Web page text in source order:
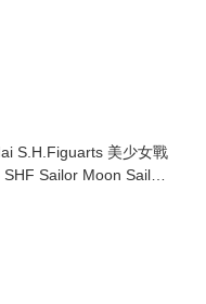
S.H.Figuarts 美少女戰
Sailor Moon Sailor